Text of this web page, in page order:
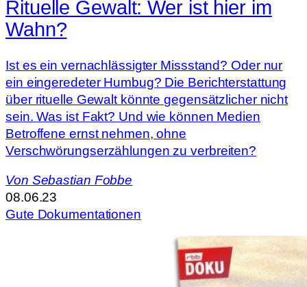
Rituelle Gewalt: Wer ist hier im
Wahn?
Ist es ein vernachlässigter Missstand? Oder nur
ein eingeredeter Humbug? Die Berichterstattung
über rituelle Gewalt könnte gegensätzlicher nicht
sein. Was ist Fakt? Und wie können Medien
Betroffene ernst nehmen, ohne
Verschwörungserzählungen zu verbreiten?
Von Sebastian Fobbe
08.06.23
Gute Dokumentationen